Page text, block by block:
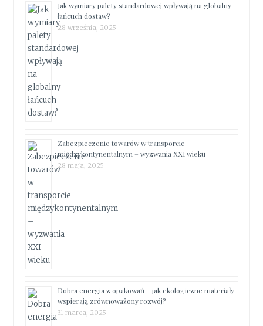
Jak wymiary palety standardowej wpływają na globalny
łańcuch dostaw?
28 września, 2025
Zabezpieczenie towarów w transporcie
międzykontynentalnym – wyzwania XXI wieku
28 maja, 2025
Dobra energia z opakowań – jak ekologiczne materiały
wspierają zrównoważony rozwój?
31 marca, 2025